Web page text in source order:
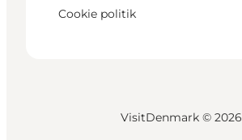
Cookie politik
VisitDenmark © 2026